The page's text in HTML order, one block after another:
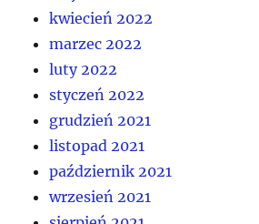
kwiecień 2022
marzec 2022
luty 2022
styczeń 2022
grudzień 2021
listopad 2021
październik 2021
wrzesień 2021